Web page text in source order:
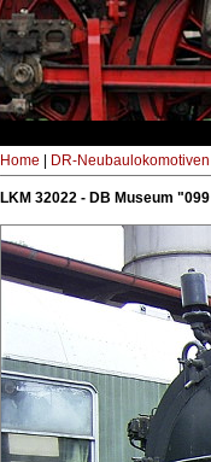
Home DR-Neubaulokomotiven
LKM 32022 - DB Museum